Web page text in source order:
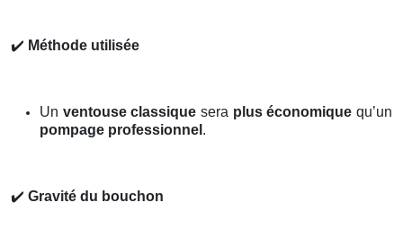
✔️ Méthode utilisée
Un ventouse classique sera plus économique qu’un
pompage professionnel .
✔️ Gravité du bouchon